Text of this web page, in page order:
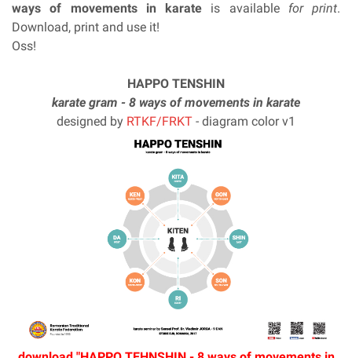
ways of movements in karate is available for print.
Download, print and use it!
Oss!
HAPPO TENSHIN
karate gram - 8 ways of movements in karate
designed by RTKF/FRKT - diagram color v1